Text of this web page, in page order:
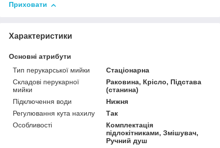
Приховати
Характеристики
Основні атрибути
Тип перукарської мийки
Стаціонарна
Складові перукарної
мийки
Раковина, Крісло, Підстава
(станина)
Підключення води
Нижня
Регулювання кута нахилу
Так
Особливості
Комплектація
підлокітниками, Змішувач,
Ручний душ